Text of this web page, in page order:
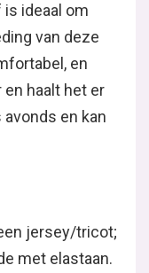
ideaal om
van deze
en
haalt het er
avonds en kan
jersey/tricot;
met elastaan.